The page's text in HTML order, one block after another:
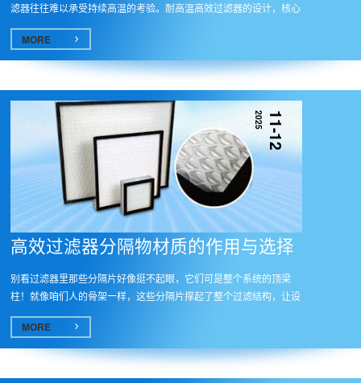
滤器往往难以承受持续高温的考验。耐高温高效过滤器的设计，核心
在于...
MORE
11-12
2025
高效过滤器分隔物材质的作用与选择​
别看过滤器里那些分隔片好像挺不起眼，它们可是整个系统的顶梁
柱！就像咱们人的骨架一样，这些分隔片撑起了整个过滤结构，让设
备能一...
MORE